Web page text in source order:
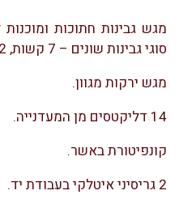
סוגי גבינות שונים – 7 קשות, 2 רכות ו-1 כחולה.
מגש ירקות מגוון.
14 דליקטסים מן המעדנייה.
קונפיטורת באשר.
2 גריסיני איטלקי בעבודת יד.